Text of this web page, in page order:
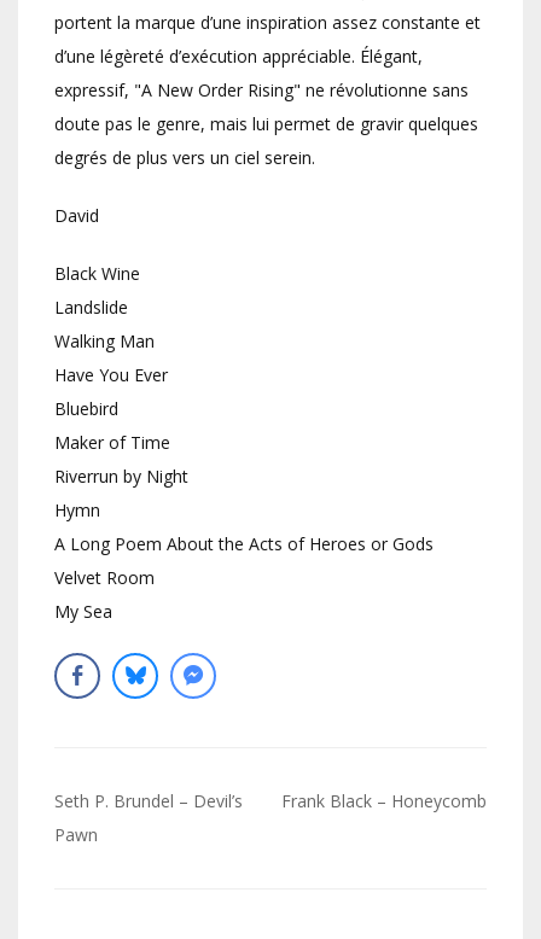
portent la marque d’une inspiration assez constante et
d’une légèreté d’exécution appréciable. Élégant,
expressif, "A New Order Rising" ne révolutionne sans
doute pas le genre, mais lui permet de gravir quelques
degrés de plus vers un ciel serein.
David
Black Wine
Landslide
Walking Man
Have You Ever
Bluebird
Maker of Time
Riverrun by Night
Hymn
A Long Poem About the Acts of Heroes or Gods
Velvet Room
My Sea
Navigation
de
Seth P. Brundel – Devil’s
Pawn
Frank Black – Honeycomb